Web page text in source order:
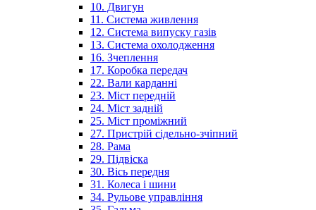
10. Двигун
11. Система живлення
12. Система випуску газів
13. Система охолодження
16. Зчеплення
17. Коробка передач
22. Вали карданні
23. Міст передній
24. Міст задній
25. Міст проміжний
27. Пристрій сідельно-зчіпний
28. Рама
29. Підвіска
30. Вісь передня
31. Колеса і шини
34. Рульове управління